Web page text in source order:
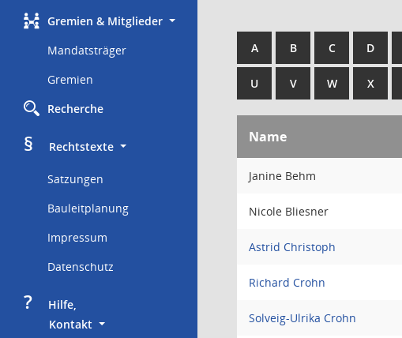
Gremien & Mitglieder
Mandatsträger
Gremien
Recherche
§
     Rechtstexte
Satzungen
Bauleitplanung
Impressum
Datenschutz
?
     Hilfe,
Kontakt
A B C D
U V W X
Name
Janine Behm
Nicole Bliesner
Astrid Christoph
Richard Crohn
Solveig-Ulrika Crohn